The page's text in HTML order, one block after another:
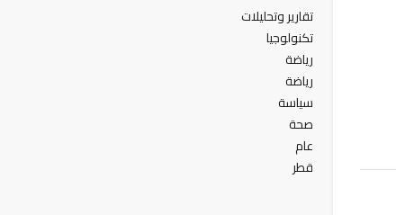
تقارير وتحليلات
تكنولوجيا
رياضة
رياضة
سياسة
صحة
عام
قطر